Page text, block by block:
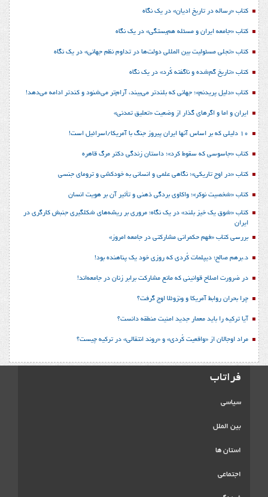
کتاب «رساله در تاریخ ادیان» در یک نگاه
کتاب «جامعه ایران و مسئله هم‌بستگی» در یک نگاه
کتاب «تجلی مسئولیت بین المللی دولت‌ها در تداوم نظم جهانی» در یک نگاه
کتاب «تاریخ گم‌شده و ناگفته کُرد» در یک نگاه
کتاب «دلیل پریدنم»؛ جهانی که بلندتر می‌بیند، آرام‌تر می‌شنود و کندتر ادامه می‌دهد!
ایران و اما و اگرهای گذار از وضعیت «تعلیق تمدنی»
10 دلیلی که بر اساس آنها ایران پیروز جنگ با آمریکا/اسرائیل است!
کتاب «جاسوسی که سقوط کرد»؛ داستان زندگی دکتر مرگ قاهره
کتاب «در اوج تاریکی»؛ نگاهی علمی و انسانی به خودکشی و ترومای جنسی
کتاب «شخصیت نوکر»؛ واکاوی بردگی ذهنی و تأثیر آن بر هویت انسان
کتاب «شوق یک خیز بلند» در یک نگاه؛ مروری بر ریشه‌های شکل‎گیری جنبش کارگری در
ایران
بررسی کتاب «فهم حکمرانی مشارکتی در جامعه امروز»
د.برهم صالح؛ دیپلمات کُردی که روزی خود یک پناهنده بود!
در ضرورت اصلاح قوانینی که مانع مشارکت برابر زنان در جامعه‌اند!
چرا بحران روابط آمریکا و ونزوئلا اوج گرفت؟
آیا ترکیه را باید معمار جدید امنیت منطقه دانست؟
مراد اوجالان از «واقعیت کُردی» و «روند انتقالی» در ترکیه چیست؟
فراتاب
سیاسی
بین الملل
استان ها
اجتماعی